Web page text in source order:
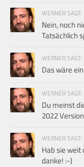
WERNER SAGT:
Nein, noch
Tatsächlich
WERNER SAGT:
Das wäre
WERNER SAGT:
Du meinst
2022
WERNER SAGT:
Hab sie weit
danke! :-)